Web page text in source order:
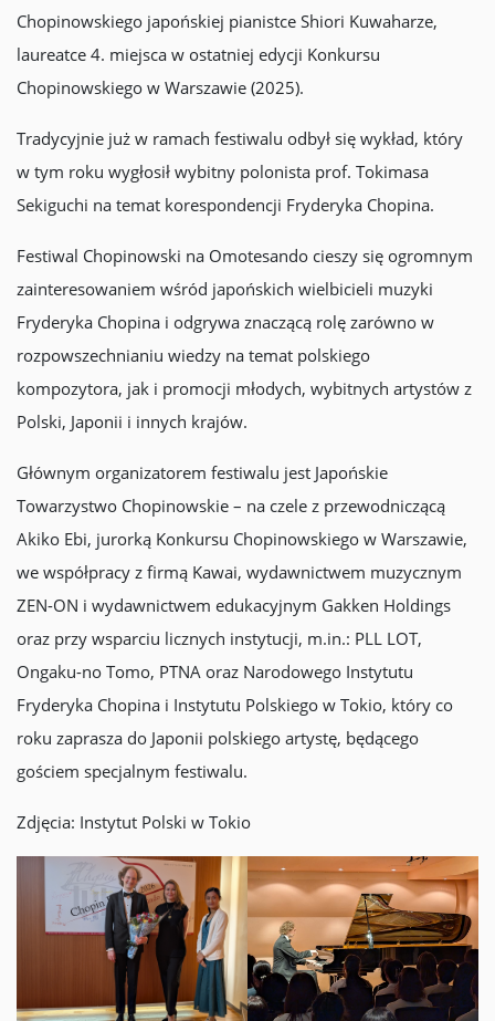
Chopinowskiego japońskiej pianistce Shiori Kuwaharze,
laureatce 4. miejsca w ostatniej edycji Konkursu
Chopinowskiego w Warszawie (2025).
Tradycyjnie już w ramach festiwalu odbył się wykład, który
w tym roku wygłosił wybitny polonista prof. Tokimasa
Sekiguchi na temat korespondencji Fryderyka Chopina.
Festiwal Chopinowski na Omotesando cieszy się ogromnym
zainteresowaniem wśród japońskich wielbicieli muzyki
Fryderyka Chopina i odgrywa znaczącą rolę zarówno w
rozpowszechnianiu wiedzy na temat polskiego
kompozytora, jak i promocji młodych, wybitnych artystów z
Polski, Japonii i innych krajów.
Głównym organizatorem festiwalu jest Japońskie
Towarzystwo Chopinowskie – na czele z przewodniczącą
Akiko Ebi, jurorką Konkursu Chopinowskiego w Warszawie,
we współpracy z firmą Kawai, wydawnictwem muzycznym
ZEN-ON i wydawnictwem edukacyjnym Gakken Holdings
oraz przy wsparciu licznych instytucji, m.in.: PLL LOT,
Ongaku-no Tomo, PTNA oraz Narodowego Instytutu
Fryderyka Chopina i Instytutu Polskiego w Tokio, który co
roku zaprasza do Japonii polskiego artystę, będącego
gościem specjalnym festiwalu.
Zdjęcia: Instytut Polski w Tokio